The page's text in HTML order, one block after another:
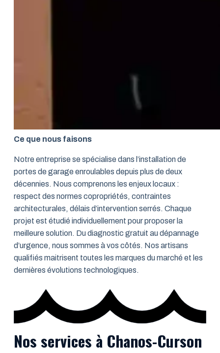
Ce que nous faisons
Notre entreprise se spécialise dans l’installation de
portes de garage enroulables depuis plus de deux
décennies. Nous comprenons les enjeux locaux :
respect des normes copropriétés, contraintes
architecturales, délais d’intervention serrés. Chaque
projet est étudié individuellement pour proposer la
meilleure solution. Du diagnostic gratuit au dépannage
d’urgence, nous sommes à vos côtés. Nos artisans
qualifiés maitrisent toutes les marques du marché et les
dernières évolutions technologiques.
Nos services à Chanos-Curson